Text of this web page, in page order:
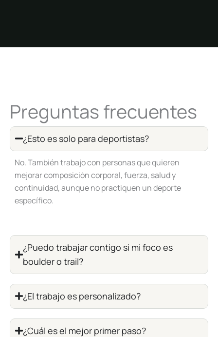
Preguntas frecuentes
¿Esto es solo para deportistas?
No. También trabajo con personas que quieren
mejorar composición corporal, fuerza, salud y
continuidad, aunque no practiquen un deporte
específico.
¿Puedo trabajar contigo si mi foco es
boulder o trail?
¿El trabajo es personalizado?
¿Cuál es el mejor primer paso?